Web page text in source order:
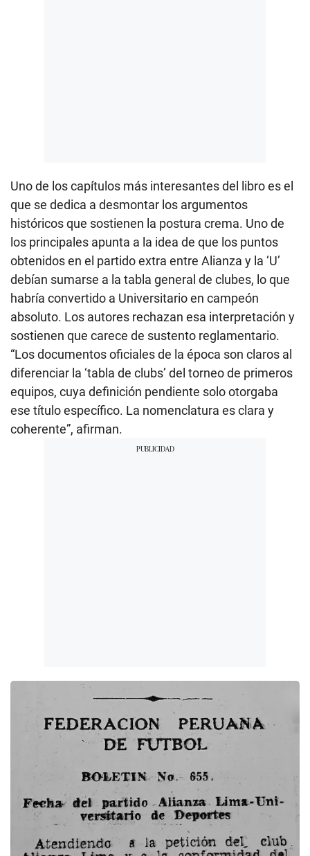
Uno de los capítulos más interesantes del libro es el
que se dedica a desmontar los argumentos
históricos que sostienen la postura crema. Uno de
los principales apunta a la idea de que los puntos
obtenidos en el partido extra entre Alianza y la ‘U’
debían sumarse a la tabla general de clubes, lo que
habría convertido a Universitario en campeón
absoluto. Los autores rechazan esa interpretación y
sostienen que carece de sustento reglamentario.
“Los documentos oficiales de la época son claros al
diferenciar la ‘tabla de clubs’ del torneo de primeros
equipos, cuya definición pendiente solo otorgaba
ese título específico. La nomenclatura es clara y
coherente”, afirman.